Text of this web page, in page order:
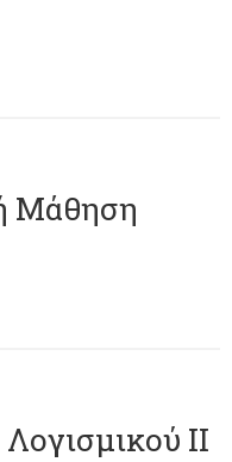
Μάθηση
ΙΙ